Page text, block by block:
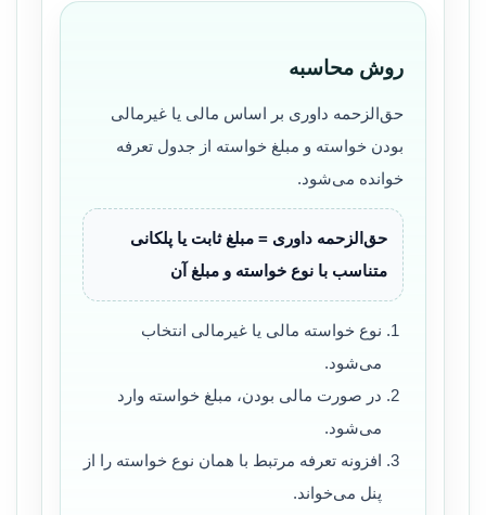
روش محاسبه
حق‌الزحمه داوری بر اساس مالی یا غیرمالی
بودن خواسته و مبلغ خواسته از جدول تعرفه
خوانده می‌شود.
حق‌الزحمه داوری = مبلغ ثابت یا پلکانی
متناسب با نوع خواسته و مبلغ آن
نوع خواسته مالی یا غیرمالی انتخاب
می‌شود.
در صورت مالی بودن، مبلغ خواسته وارد
می‌شود.
افزونه تعرفه مرتبط با همان نوع خواسته را از
پنل می‌خواند.